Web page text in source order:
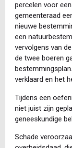
percelen voor
gemeenteraad
nieuwe
een
vervolgens van
de twee boeren
verklaard en het
Tijdens een
niet juist zijn
geneeskundige
Schade